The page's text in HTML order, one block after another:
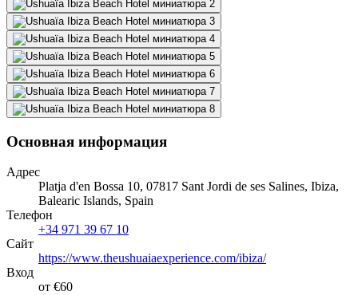
Основная информация
Адрес
Platja d'en Bossa 10, 07817 Sant Jordi de ses Salines, Ibiza,
Balearic Islands, Spain
Телефон
+34 971 39 67 10
Сайт
https://www.theushuaiaexperience.com/ibiza/
Вход
от €60